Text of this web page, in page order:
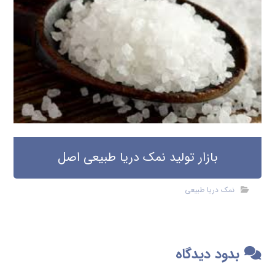
بازار تولید نمک دریا طبیعی اصل
نمک دریا طبیعی
بدود دیدگاه